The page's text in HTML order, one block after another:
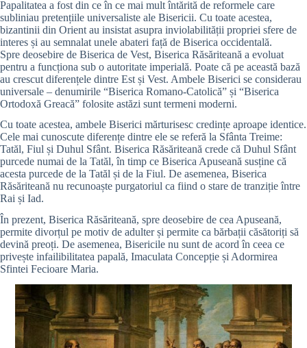
Papalitatea a fost din ce în ce mai mult întărită de reformele care
subliniau pretențiile universaliste ale Bisericii. Cu toate acestea,
bizantinii din Orient au insistat asupra inviolabilității propriei sfere de
interes și au semnalat unele abateri față de Biserica occidentală.
Spre deosebire de Biserica de Vest, Biserica Răsăriteană a evoluat
pentru a funcționa sub o autoritate imperială. Poate că pe această bază
au crescut diferențele dintre Est și Vest. Ambele Biserici se considerau
universale – denumirile “Biserica Romano-Catolică” și “Biserica
Ortodoxă Greacă” folosite astăzi sunt termeni moderni.
Cu toate acestea, ambele Biserici mărturisesc credințe aproape identice.
Cele mai cunoscute diferențe dintre ele se referă la Sfânta Treime:
Tatăl, Fiul și Duhul Sfânt. Biserica Răsăriteană crede că Duhul Sfânt
purcede numai de la Tatăl, în timp ce Biserica Apuseană susține că
acesta purcede de la Tatăl și de la Fiul. De asemenea, Biserica
Răsăriteană nu recunoaște purgatoriul ca fiind o stare de tranziție între
Rai și Iad.
În prezent, Biserica Răsăriteană, spre deosebire de cea Apuseană,
permite divorțul pe motiv de adulter și permite ca bărbații căsătoriți să
devină preoți. De asemenea, Bisericile nu sunt de acord în ceea ce
privește infailibilitatea papală, Imaculata Concepție și Adormirea
Sfintei Fecioare Maria.